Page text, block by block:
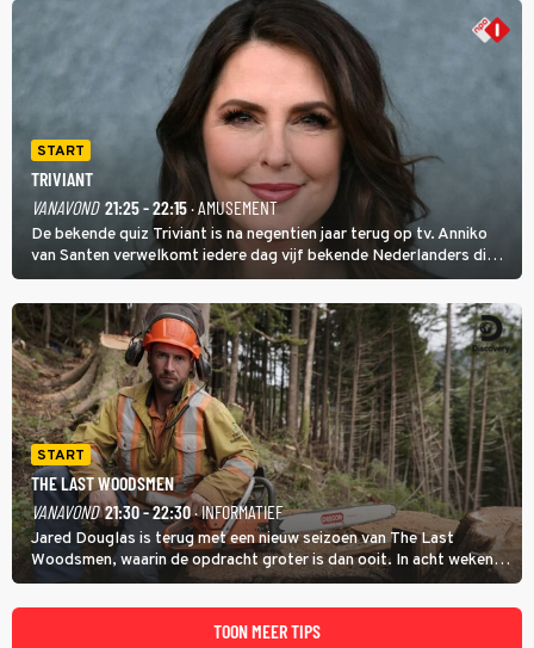
START
TRIVIANT
VANAVOND 21:25 - 22:15· AMUSEMENT
De bekende quiz Triviant is na negentien jaar terug op tv. Anniko
van Santen verwelkomt iedere dag vijf bekende Nederlanders die
vragen beantwoorden in verschillende categorieën. De beste
speler gaat direct door naar de finaleweek.
START
THE LAST WOODSMEN
VANAVOND 21:30 - 22:30· INFORMATIEF
Jared Douglas is terug met een nieuw seizoen van The Last
Woodsmen, waarin de opdracht groter is dan ooit. In acht weken
tijd probeert hij een miljoen dollar bij elkaar te vergaren om de
toekomst van het houthakkersbedrijf te verzekeren.
TOON MEER TIPS